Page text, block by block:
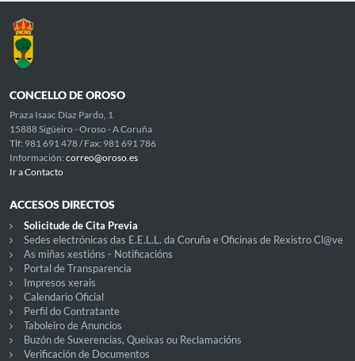
CONCELLO DE OROSO
Praza Isaac Díaz Pardo, 1
15888 Sigüeiro - Oroso - A Coruña
Tlf: 981 691 478 / Fax: 981 691 786
Información: correo@oroso.es
Ir a Contacto
ACCESOS DIRECTOS
Solicitude de Cita Previa
Sedes electrónicas das E.E.L.L. da Coruña e Oficinas de Rexistro Cl@ve
As miñas xestións - Notificacións
Portal de Transparencia
Impresos xerais
Calendario Oficial
Perfil do Contratante
Taboleiro de Anuncios
Buzón de Suxerencias, Queixas ou Reclamacións
Verificación de Documentos